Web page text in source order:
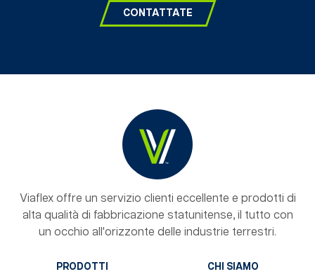
CONTATTATE
Viaflex offre un servizio clienti eccellente e prodotti di
alta qualità di fabbricazione statunitense, il tutto con
un occhio all'orizzonte delle industrie terrestri.
PRODOTTI CHI SIAMO